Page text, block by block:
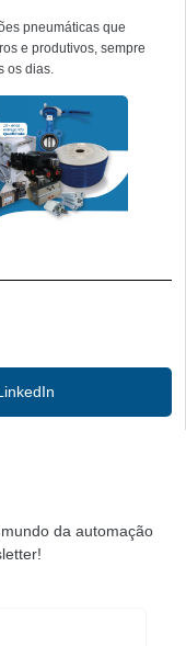
pneumáticas que
e produtivos, sempre
os dias.
da automação